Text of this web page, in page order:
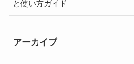
と使い方ガイド
アーカイブ